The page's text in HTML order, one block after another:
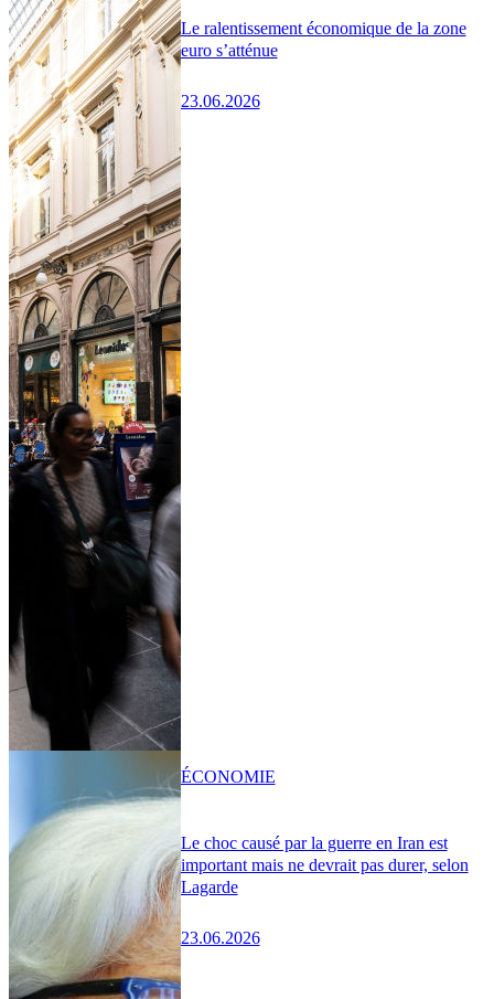
Le ralentissement économique de la zone
euro s’atténue
23.06.2026
Le choc causé par la guerre en Iran est
important mais ne devrait pas durer, selon
Lagarde
23.06.2026
ÉCONOMIE